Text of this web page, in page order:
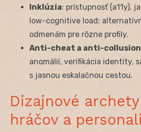
Inklúzia: prístupnosť (a11y),
low-cognitive load;
odmenám pre rôzne profily.
Anti-cheat a anti-collusion
anomálií, verifikácia identity,
s jasnou eskalačnou cestou.
Dizajnové
hráčov a